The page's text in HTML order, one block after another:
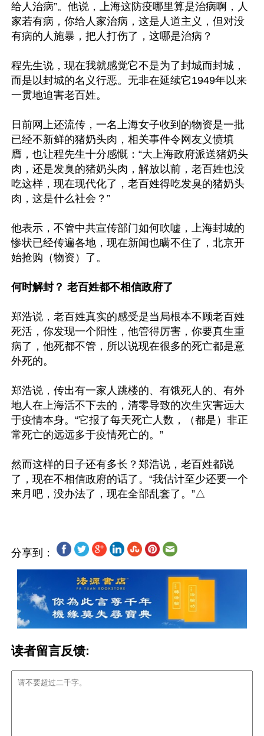
给人治病”。他说，上海这防疫哪里算是治病啊，人
家若有病，你给人家治病，这是人道主义，但对没
有病的人施暴，把人打伤了，这哪是治病？
程先生说，现在我就感觉它不是为了封城而封城，
而是以封城的名义行恶。无非在延续它1949年以来
一贯地迫害老百姓。
日前网上还流传，一名上海女子收到的物资是一批
已经不新鲜的猪奶头肉，相关事件令网友义愤填
膺，也让程先生十分感慨：“大上海政府派送猪奶头
肉，还是发臭的猪奶头肉，解放以前，老百姓也没
吃这样，现在现代化了，老百姓得吃发臭的猪奶头
肉，这是什么社会？”
他表示，不管中共宣传部门如何吹嘘，上海封城的
惨状已经传遍各地，现在新闻也瞒不住了，北京开
始抢购（物资）了。
何时解封？ 老百姓都不相信政府了
郑浩说，老百姓真实的感受是当局根本不顾老百姓
死活，你发现一个阳性，他管得厉害，你要真生重
病了，他死都不管，所以说现在很多的死亡都是意
外死的。
郑浩说，传出有一家人跳楼的、有饿死人的、有外
地人在上海活不下去的，清零导致的次生灾害远大
于疫情本身。“它报了每天死亡人数，（都是）非正
常死亡的远远多于疫情死亡的。”
然而这样的日子还有多长？郑浩说，老百姓都说
了，现在不相信政府的话了。“我估计至少还要一个
分享到：
读者留言反馈: